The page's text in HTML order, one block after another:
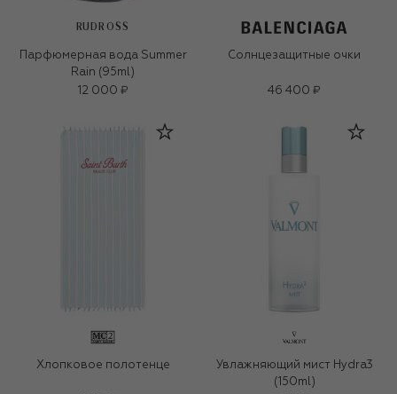
RUDROSS
Парфюмерная вода Summer
Rain (95ml)
12 000 ₽
Солнцезащитные очки
46 400 ₽
Хлопковое полотенце
Увлажняющий мист Hydra3
(150ml)